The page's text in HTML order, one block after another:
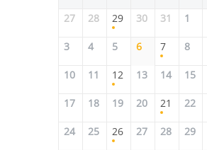
27 28 29 30 31 1
3 4 5 6 7 8
10 11 12 13 14 15
17 18 19 20 21 22
24 25 26 27 28 29